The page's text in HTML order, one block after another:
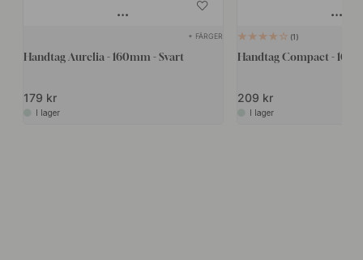
+ FÄRGER
Handtag Aurelia - 160mm - Svart
179 kr
I lager
1
Handtag Compact -
209 kr
I lager